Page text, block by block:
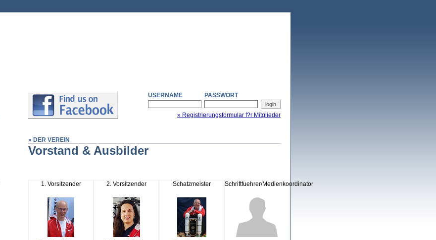
USERNAME PASSWORT
» Registrierungsformular f?r Mitglieder
» DER VEREIN
Vorstand & Ausbilder
1. Vorsitzender 2. Vorsitzender Schatzmeister Schriftfuehrer/Medienkoordinator